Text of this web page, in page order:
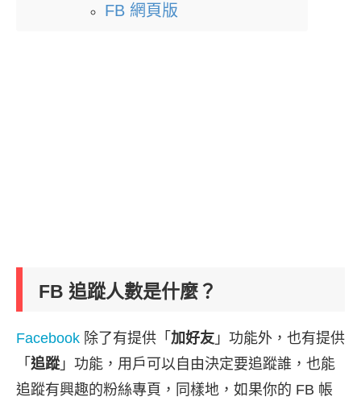
FB 網頁版
FB 追蹤人數是什麼？
Facebook 除了有提供「 加好友 」功能外，也有提供
「 追蹤」功能，用戶可以自由決定要追蹤誰，也能
追蹤有興趣的粉絲專頁，同樣地，如果你的 FB 帳